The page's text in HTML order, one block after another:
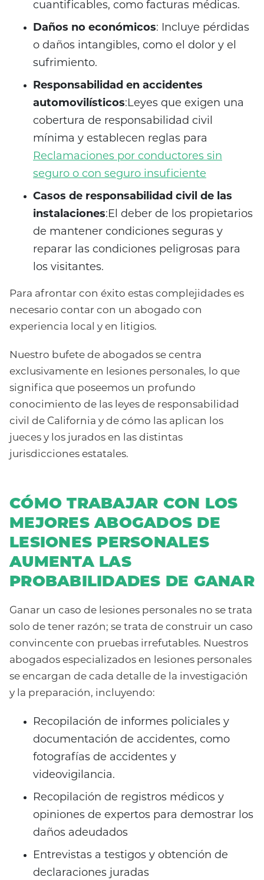
cuantificables, como facturas médicas.
Daños no económicos: Incluye pérdidas
o daños intangibles, como el dolor y el
sufrimiento.
Responsabilidad en accidentes
automovilísticos:Leyes que exigen una
cobertura de responsabilidad civil
mínima y establecen reglas para
Reclamaciones por conductores sin
seguro o con seguro insuficiente
Casos de responsabilidad civil de las
instalaciones:El deber de los propietarios
de mantener condiciones seguras y
reparar las condiciones peligrosas para
los visitantes.
Para afrontar con éxito estas complejidades es
necesario contar con un abogado con
experiencia local y en litigios.
Nuestro bufete de abogados se centra
exclusivamente en lesiones personales, lo que
significa que poseemos un profundo
conocimiento de las leyes de responsabilidad
civil de California y de cómo las aplican los
jueces y los jurados en las distintas
jurisdicciones estatales.
CÓMO TRABAJAR CON LOS
MEJORES ABOGADOS DE
LESIONES PERSONALES
AUMENTA LAS
PROBABILIDADES DE GANAR
Ganar un caso de lesiones personales no se trata
solo de tener razón; se trata de construir un caso
convincente con pruebas irrefutables. Nuestros
abogados especializados en lesiones personales
se encargan de cada detalle de la investigación
y la preparación, incluyendo:
Recopilación de informes policiales y
documentación de accidentes, como
fotografías de accidentes y
videovigilancia.
Recopilación de registros médicos y
opiniones de expertos para demostrar los
daños adeudados
Entrevistas a testigos y obtención de
declaraciones juradas